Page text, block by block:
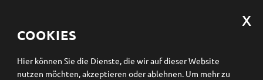
Cookieeinstellungen ändern
Newsletter Anmeldung
COOKIES
Hier können Sie die Dienste, die wir auf dieser Website
nutzen möchten, akzeptieren oder ablehnen. Um mehr zu